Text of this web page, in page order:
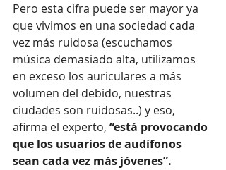
Pero esta cifra puede ser mayor ya
que vivimos en una sociedad cada
vez más ruidosa (escuchamos
música demasiado alta, utilizamos
en exceso los auriculares a más
volumen del debido, nuestras
ciudades son ruidosas..) y eso,
afirma el experto, “está provocando
que los usuarios de audífonos
sean cada vez más jóvenes”.